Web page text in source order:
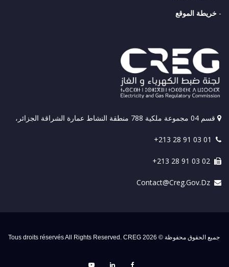
قسم 04 مجموعة ملكية 788 منطقة النشاط عمارة الشراقة الجزائر،
+213 28 91 03 01
+213 28 91 03 02
Contact@creg.gov.dz
- خريطة الموقع
جميع الحقوق محفوظة © 2026 Tous droits réservés All Rights Reserved. CREG